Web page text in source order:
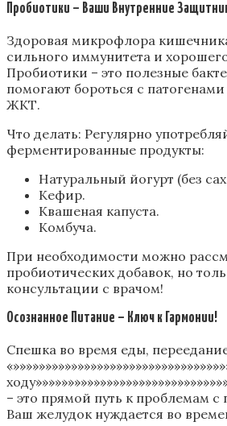
Пробиотики – Ваши Внутренние
Здоровая микрофлора
сильного иммунитета и
Пробиотики – это полезные
помогают бороться с
ЖКТ.
Что делать: Регулярно
ферментированные продукты:
Натуральный йогурт (без
Кефир.
Квашеная капуста.
Комбуча.
При необходимости можно
пробиотических добавок, но
консультации с врачом!
Осознанное Питание – Ключ к Гармонии!
Спешка во время еды,
– это прямой путь к проблемам
Ваш желудок нуждается во